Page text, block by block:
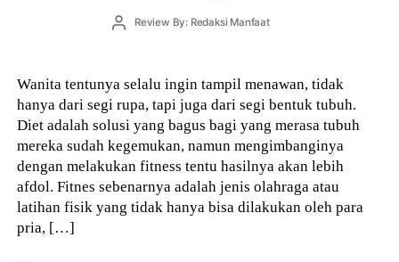
PostReview By: Redaksi Manfaat
Wanita tentunya selalu ingin tampil menawan, tidak
hanya dari segi rupa, tapi juga dari segi bentuk tubuh.
Diet adalah solusi yang bagus bagi yang merasa tubuh
mereka sudah kegemukan, namun mengimbanginya
dengan melakukan fitness tentu hasilnya akan lebih
afdol. Fitnes sebenarnya adalah jenis olahraga atau
latihan fisik yang tidak hanya bisa dilakukan oleh para
pria, […]